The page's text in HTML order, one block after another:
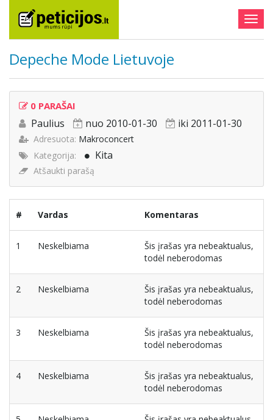
Depeche Mode Lietuvoje
0 PARAŠAI
Paulius nuo 2010-01-30 iki 2011-01-30
Adresuota: Makroconcert
Kategorija:
Kita
Atšaukti parašą
# Vardas Komentaras
1 Neskelbiama
Šis įrašas yra nebeaktualus,
todėl neberodomas
2 Neskelbiama
Šis įrašas yra nebeaktualus,
todėl neberodomas
3 Neskelbiama
Šis įrašas yra nebeaktualus,
todėl neberodomas
4 Neskelbiama
Šis įrašas yra nebeaktualus,
todėl neberodomas